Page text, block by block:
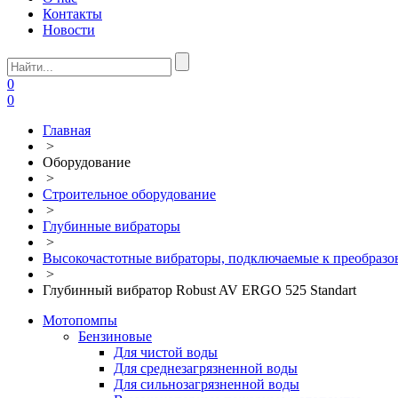
Контакты
Новости
0
0
Главная
>
Оборудование
>
Строительное оборудование
>
Глубинные вибраторы
>
Высокочастотные вибраторы, подключаемые к
>
Глубинный вибратор Robust AV ERGO 525 Standart
Мотопомпы
Бензиновые
Для чистой воды
Для среднезагрязненной воды
Для сильнозагрязненной воды